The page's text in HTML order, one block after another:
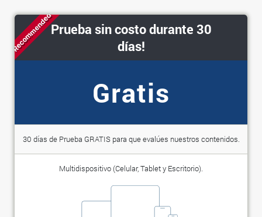
RecommendedPrueba sin costo durante 30
días!
Gratis
30 días de Prueba GRATIS para que evalúes nuestros contenidos.
Multidispositivo (Celular, Tablet y Escritorio).